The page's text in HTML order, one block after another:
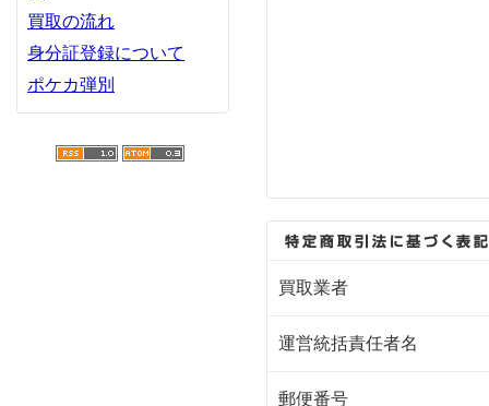
買取の流れ
身分証登録について
ポケカ弾別
買取業者
運営統括責任者名
郵便番号